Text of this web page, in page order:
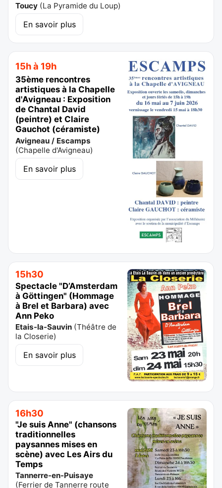
Toucy (La Pyramide du Loup)
En savoir plus
15h à 19h
35ème rencontres
artistiques à la Chapelle
d'Avigneau : Exposition
de Chantal David
(peintre) et Claire
Gauchot (céramiste)
Avigneau / Escamps
(Chapelle d'Avigneau)
En savoir plus
15h30
Spectacle "D’Amsterdam
à Göttingen" (Hommage
à Brel et Barbara) avec
Ann Peko
Etais-la-Sauvin (Théâtre de
la Closerie)
En savoir plus
16h30
"Je suis Anne" (chansons
traditionnelles
paysannes mises en
scène) avec Les Airs du
Temps
Tannerre-en-Puisaye
(Ferrier de Tannerre route